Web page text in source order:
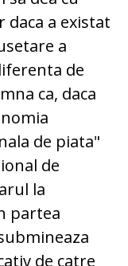
a existat
a
de
ca, daca
de piata"
de
la
partea
de catre